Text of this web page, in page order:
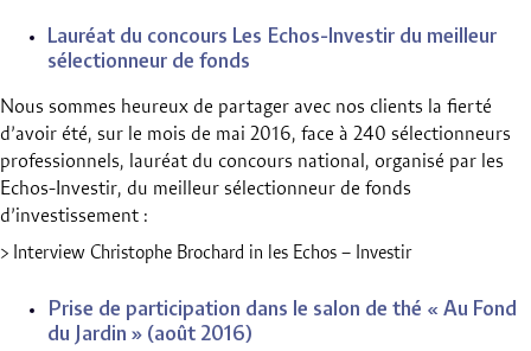
Lauréat du concours Les Echos-Investir du meilleur
sélectionneur de fonds
Nous sommes heureux de partager avec nos clients la fierté
d’avoir été, sur le mois de mai 2016, face à 240 sélectionneurs
professionnels, lauréat du concours national, organisé par les
Echos-Investir, du meilleur sélectionneur de fonds
d’investissement :
> Interview Christophe Brochard in les Echos – Investir
Prise de participation dans le salon de thé « Au Fond
du Jardin » (août 2016)